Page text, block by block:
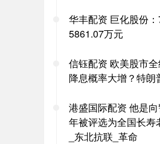
华丰配资 巨化股份
5861.07万元
信钰配资 欧美股市
降息概率大增？特朗
港盛国际配资 他是
年被评选为全国长寿
_东北抗联_革命